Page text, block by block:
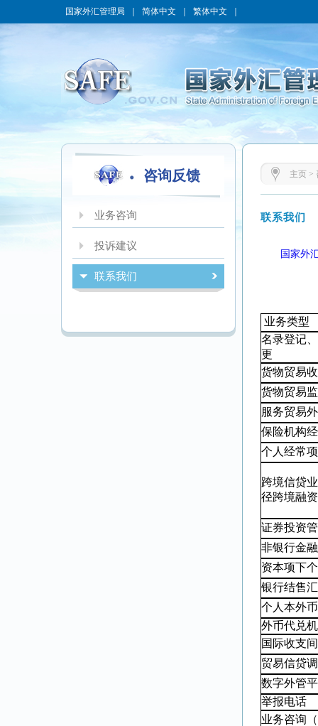
国家外汇管理局 简体中文 繁体中文
咨询反馈
业务咨询
投诉建议
联系我们
主页 >
联系我们
国家外
业务类型
名录登记
更
货物贸易
货物贸易
服务贸易
保险机构
个人经常
跨境信贷
径跨境融
证券投资
非银行金
资本项下
银行结售
个人本外
外币代兑
国际收支
贸易信贷
数字外管
举报电话
业务咨询